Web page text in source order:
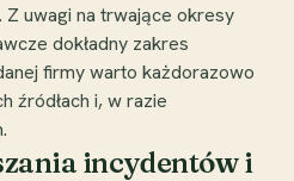
uwagi na trwające okresy
dokładny zakres
firmy warto każdorazowo
źródłach i, w razie
incydentów i